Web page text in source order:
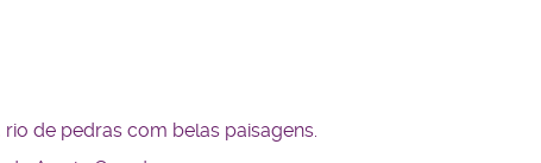
de pedras com belas paisagens.